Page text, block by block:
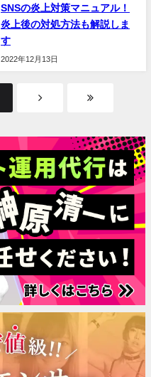
SNSの炎上対策マニュアル！
炎上後の対処方法も解説しま
す
2022年12月13日